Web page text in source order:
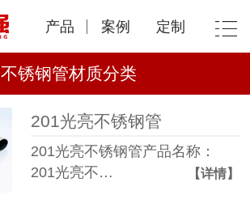
产品 案例 定制
不锈钢管材质分类
201光亮不锈钢管
201光亮不锈钢管产品名称：
201光亮不…
【详情】